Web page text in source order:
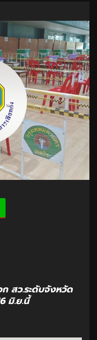
ก สว.ระดับจังหวัด
มิ.ย.นี้